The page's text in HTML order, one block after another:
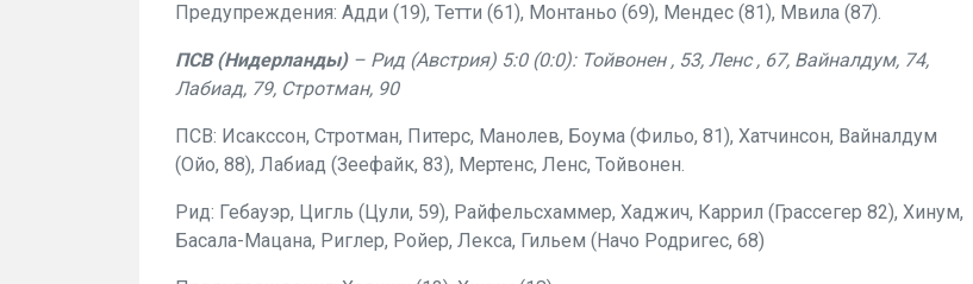
Предупреждения: Адди (19), Тетти (61), Монтаньо (69), Мендес (81), Мвила (87).
ПСВ (Нидерланды) – Рид (Австрия) 5:0 (0:0): Тойвонен , 53, Ленс , 67, Вайналдум, 74,
Лабиад, 79, Стротман, 90
ПСВ: Исакссон, Стротман, Питерс, Манолев, Боума (Фильо, 81), Хатчинсон, Вайналдум
(Ойо, 88), Лабиад (Зеефайк, 83), Мертенс, Ленс, Тойвонен.
Рид: Гебауэр, Цигль (Цули, 59), Райфельсхаммер, Хаджич, Каррил (Грассегер 82), Хинум,
Басала-Мацана, Риглер, Ройер, Лекса, Гильем (Начо Родригес, 68)